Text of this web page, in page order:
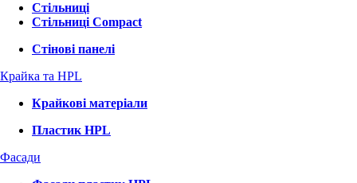
Стільниці
Стільниці Compact
Стінові панелі
Крайка та HPL
Крайкові матеріали
Пластик HPL
Фасади